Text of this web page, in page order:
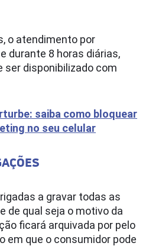
o atendimento por
durante 8 horas diárias,
ser disponibilizado com
saiba como bloquear
no seu celular
a gravar todas as
de qual seja o motivo da
ficará arquivada por pelo
em que o consumidor pode